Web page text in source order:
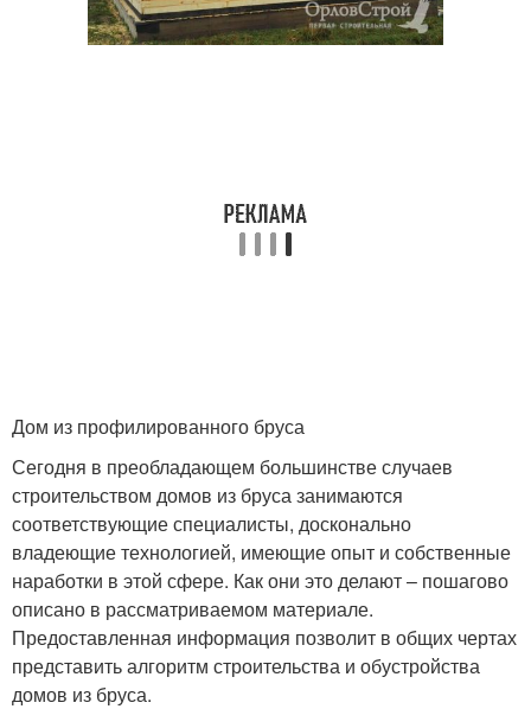
Дом из профилированного бруса
Сегодня в преобладающем большинстве случаев
строительством домов из бруса занимаются
соответствующие специалисты, досконально
владеющие технологией, имеющие опыт и собственные
наработки в этой сфере. Как они это делают – пошагово
описано в рассматриваемом материале.
Предоставленная информация позволит в общих чертах
представить алгоритм строительства и обустройства
домов из бруса.